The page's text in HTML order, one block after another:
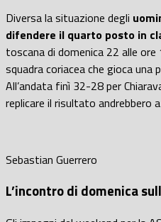
Diversa la situazione degli
difendere il quarto posto in
toscana di domenica 22 alle ore
squadra coriacea che gioca una
All’andata finì 32-28 per
replicare il risultato andrebbero
Sebastian Guerrero
L’incontro di domenica